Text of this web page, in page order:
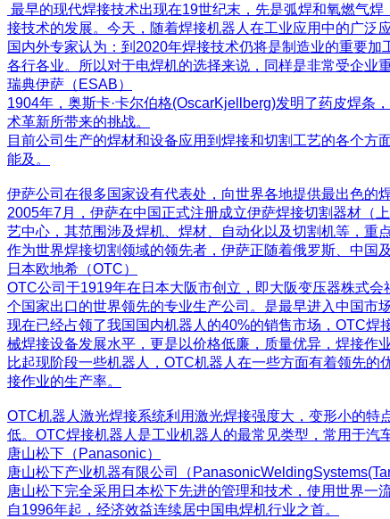
最早的现代焊接技术出现在19世纪末，先是弧焊和氧燃气
接技术的发展。今天，随着焊接机器人在工业应用中的广泛
国内外专家认为：到2020年焊接技术仍将是制造业的重要
各行各业。所以对于电焊机的选择来说，同样是非常受企业
瑞典伊萨（ESAB）
1904年，奥斯卡·卡尔伯格(OscarKjellberg)发明了药皮焊条
术革新所带来的挑战。
目前公司生产的焊材和设备应用到焊接和切割工艺的各个
能及。
伊萨公司在很多国家设有代表处，向世界各地提供最出色的
2005年7月，伊萨在中国正式注册成立伊萨焊接切割器材（
艺中心，其范围涉及焊机、焊材、自动化以及切割机等，重
作为世界焊接切割领域的领先者，伊萨正随着俄罗斯、中国
日本欧地希（OTC）
OTC公司于1919年在日本大阪市创立，即大阪变压器株式
个国家出口的世界领先的专业生产公司。是最早进入中国市
现在已经占领了我国国内机器人的40%的销售市场，OTC
械焊接设备发展水平，更是以价格低廉，质量优异，焊接作
比起现阶段一些机器人，OTC机器人在一些方面有着领先
接作业的生产率。
OTC机器人激光焊接系统利用激光焊接强度大，变形小的
低。OTC焊接机器人是工业机器人的最常见类型，常用于汽
唐山松下（Panasonic）
唐山松下产业机器有限公司（Panaso
唐山松下完全采用日本松下先进的管理和技术，使用世界一
自1996年起，经济效益连续居中国电焊机行业之首。